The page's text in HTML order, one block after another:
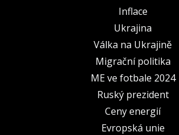
Inflace
Ukrajina
Válka na Ukrajině
Migrační politika
ME ve fotbale 2024
Ruský prezident
Ceny energií
Evropská unie